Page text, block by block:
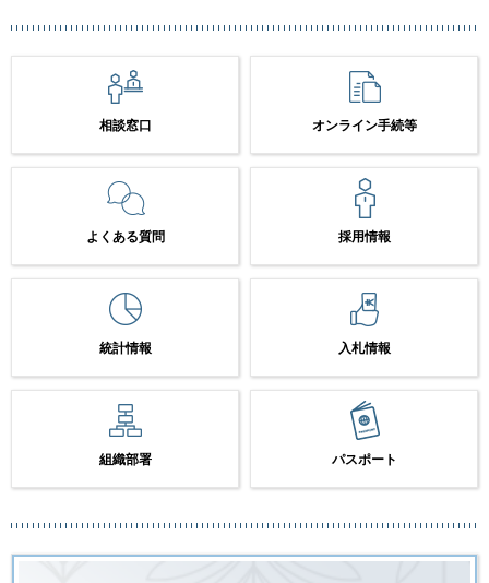
相談窓口 オンライン手続等
よくある質問 採用情報
統計情報 入札情報
組織部署 パスポート